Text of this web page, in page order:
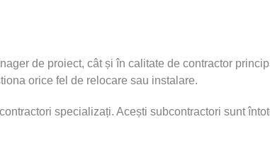
de proiect, cât și în calitate de contractor
orice fel de relocare sau instalare.
specializați. Acești subcontractori sunt